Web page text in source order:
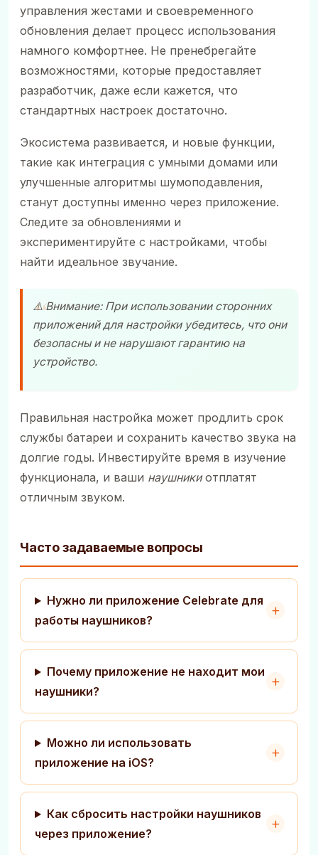
управления жестами и своевременного
обновления делает процесс использования
намного комфортнее. Не пренебрегайте
возможностями, которые предоставляет
разработчик, даже если кажется, что
стандартных настроек достаточно.
Экосистема развивается, и новые функции,
такие как интеграция с умными домами или
улучшенные алгоритмы шумоподавления,
станут доступны именно через приложение.
Следите за обновлениями и
экспериментируйте с настройками, чтобы
найти идеальное звучание.
⚠️ Внимание: При использовании сторонних
приложений для настройки убедитесь, что они
безопасны и не нарушают гарантию на
устройство.
Правильная настройка может продлить срок
службы батареи и сохранить качество звука на
долгие годы. Инвестируйте время в изучение
функционала, и ваши наушникиотплатят
отличным звуком.
Часто задаваемые вопросы
Нужно ли приложение Celebrate для
работы наушников?
Почему приложение не находит мои
наушники?
Можно ли использовать
приложение на iOS?
Как сбросить настройки наушников
через приложение?